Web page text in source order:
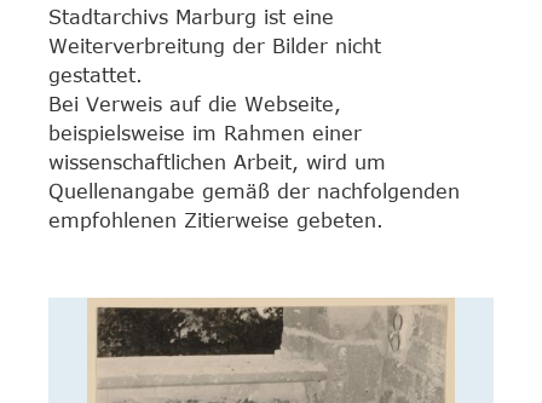
Stadtarchivs Marburg ist eine
Weiterverbreitung der Bilder nicht
gestattet.
Bei Verweis auf die Webseite,
beispielsweise im Rahmen einer
wissenschaftlichen Arbeit, wird um
Quellenangabe gemäß der nachfolgenden
empfohlenen Zitierweise gebeten.